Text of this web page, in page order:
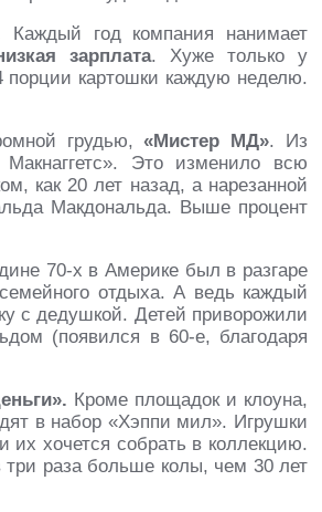
год компания нанимает
зарплата. Хуже только у
порции картошки каждую неделю.
грудью,«Мистер МД». Из
Это изменило всю
как 20 лет назад, а нарезанной
Макдональда. Выше процент
70-х в Америке был в разгаре
отдыха. А ведь каждый
с дедушкой. Детей приворожили
(появился в 60-е, благодаря
Кроме площадок и клоуна,
в набор «Хэппи мил». Игрушки
хочется собрать в коллекцию.
три раза больше колы, чем 30 лет